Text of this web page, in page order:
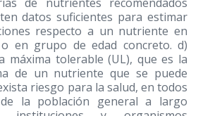
datos suficientes para estimar
respecto a un nutriente en
en grupo de edad concreto. d)
máxima tolerable (UL), que es la
de un nutriente que se puede
riesgo para la salud, en todos
la población general a largo